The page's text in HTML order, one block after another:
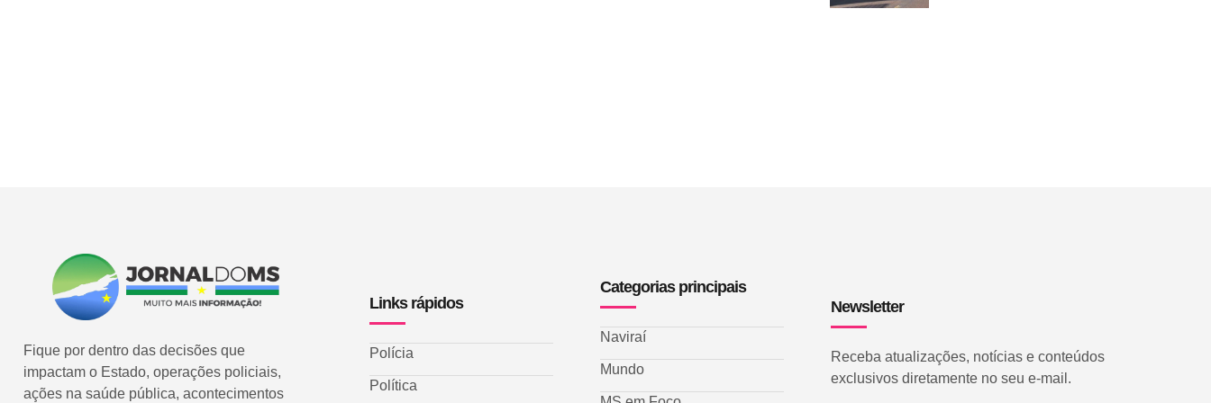
Fique por dentro das decisões que
impactam o Estado, operações policiais,
ações na saúde pública, acontecimentos
Links rápidos
Polícia
Política
Categorias principais
Naviraí
Mundo
Newsletter
Receba atualizações, notícias e conteúdos
exclusivos diretamente no seu e-mail.